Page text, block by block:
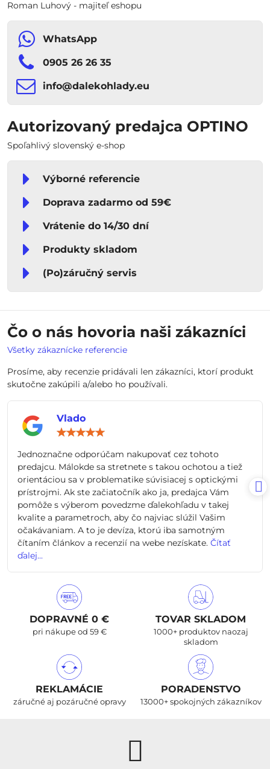
Roman Luhový - majiteľ eshopu
WhatsApp
0905 26 26 35
info​​@dalekohlady​​.eu
Autorizovaný predajca OPTINO
Spoľahlivý slovenský e-shop
Výborné referencie
Doprava zadarmo od 59€
Vrátenie do 14/30 dní
Produkty skladom
(Po)záručný servis
Čo o nás hovoria naši zákazníci
Všetky zákaznícke referencie
Prosíme, aby recenzie pridávali len zákazníci, ktorí produkt
skutočne zakúpili a/alebo ho používali.
Vlado
5
Jednoznačne odporúčam nakupovať cez tohoto
predajcu. Málokde sa stretnete s takou ochotou a tiež
orientáciou sa v problematike súvisiacej s optickými
prístrojmi. Ak ste začiatočník ako ja, predajca Vám
pomôže s výberom povedzme ďalekohľadu v takej
kvalite a parametroch, aby čo najviac slúžil Vašim
očakávaniam. A to je devíza, ktorú iba samotným
čítaním článkov a recenzií na webe nezískate. Čítať
ďalej...
DOPRAVNÉ 0 €
pri nákupe od 59 €
TOVAR SKLADOM
1000+ produktov naozaj
skladom
REKLAMÁCIE
záručné aj pozáručné opravy
PORADENSTVO
13000+ spokojných zákazníkov